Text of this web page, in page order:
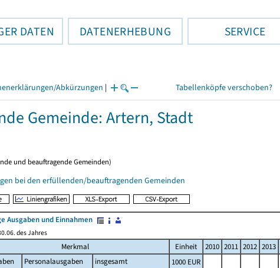
DATEN DATENERHEBUNG SERVICE
Abkürzungen | Tabellenköpfe verschoben?
Gemeinde: Artern, Stadt
und beauftragende Gemeinden)
bei den erfüllenden/beauftragenden Gemeinden
Ausgaben und Einnahmen
des Jahres
Merkmal Einheit 2010 2011 2012 2013
Personalausgaben insgesamt 1000 EUR